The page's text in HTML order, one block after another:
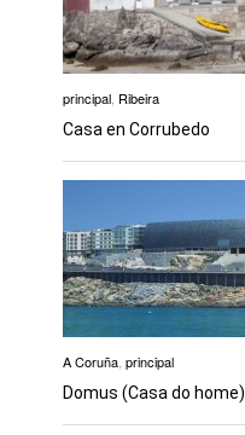
principal, Ribeira
Casa en Corrubedo
A Coruña, principal
Domus (Casa do home)